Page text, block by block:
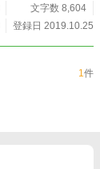
文字数 8,604
登録日 2019.10.25
1件